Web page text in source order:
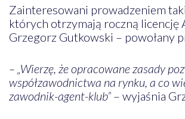
Zainteresowani prowadzeniem
których otrzymają roczną licencję
Grzegorz Gutkowski – powołany
– „Wierzę, że opracowane zasady
współzawodnictwa na rynku, a co
zawodnik-agent-klub”– wyjaśnia